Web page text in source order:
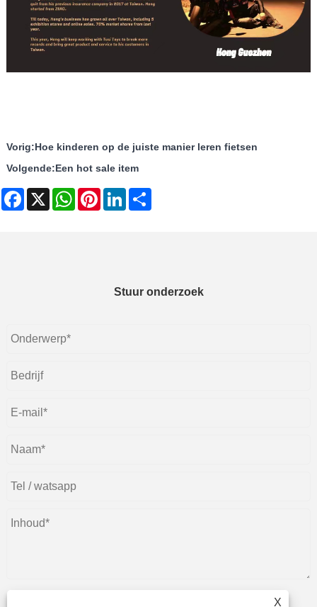
Vorig:Hoe kinderen op de juiste manier leren fietsen
Volgende:Een hot sale item
Facebook
X WhatsAppPinterestLinkedIn
Stuur onderzoek
X